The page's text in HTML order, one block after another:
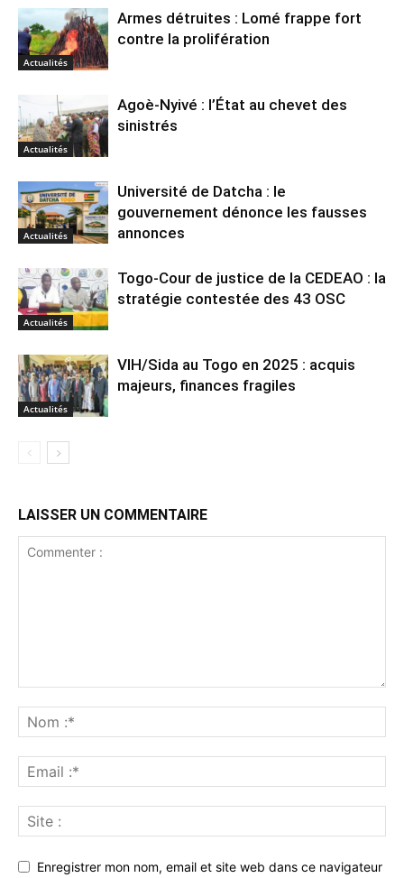
Actualités
Armes détruites : Lomé frappe fort
contre la prolifération
Actualités
Agoè-Nyivé : l’État au chevet des
sinistrés
Actualités
Université de Datcha : le
gouvernement dénonce les fausses
annonces
Actualités
Togo-Cour de justice de la CEDEAO : la
stratégie contestée des 43 OSC
Actualités
VIH/Sida au Togo en 2025 : acquis
majeurs, finances fragiles
LAISSER UN COMMENTAIRE
Enregistrer mon nom, email et site web dans ce navigateur